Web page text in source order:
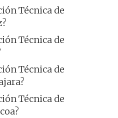
Técnica de
Técnica de
Técnica de
Técnica de